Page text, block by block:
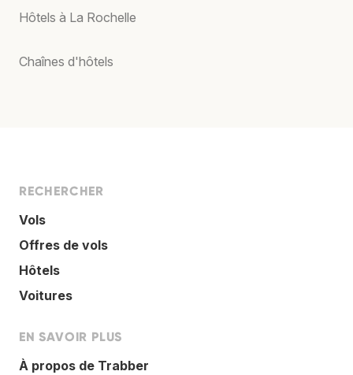
Hôtels à La Rochelle
Chaînes d'hôtels
RECHERCHER
Vols
Offres de vols
Hôtels
Voitures
EN SAVOIR PLUS
À propos de Trabber